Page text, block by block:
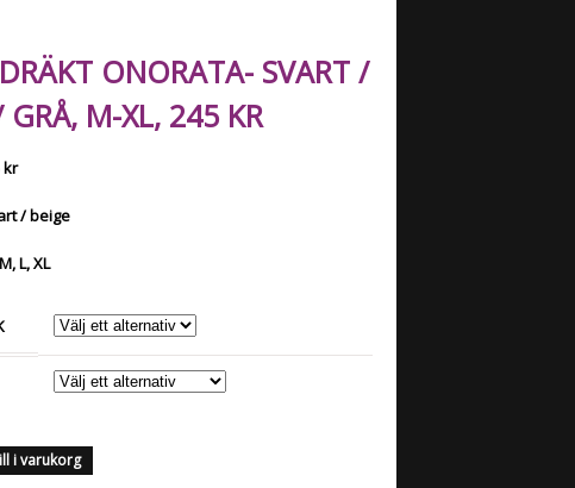
ONORATA- SVART /
GRÅ, M-XL, 245 KR
kr
/ beige
L, XL
i varukorg